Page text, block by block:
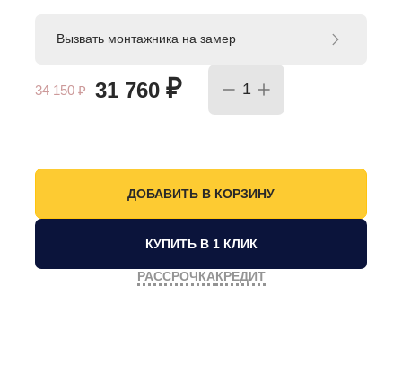
34 150₽ 31 760 ₽
Вызвать монтажника на замер
КУПИТЬ В 1 КЛИК
РАССРОЧКАКРЕДИТ